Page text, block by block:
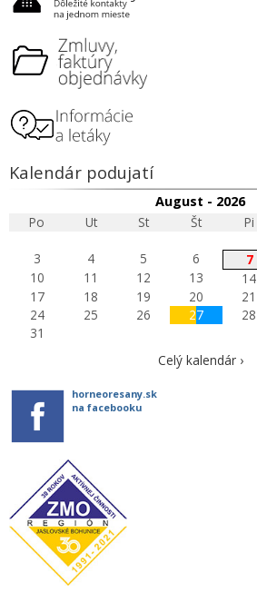
Kalendár podujatí
August - 2026
Po
Ut St Št Pi
3
4 5 6 7
10
11 12 13 14
17
18 19 20 21
24
25 26 27 28
31
Celý kalendár ›
horneoresany.sk
na facebooku